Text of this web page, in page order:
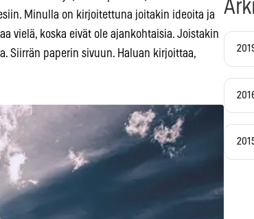
Minulla on kirjoitettuna joitakin ideoita ja
vielä, koska eivät ole ajankohtaisia. Joistakin
Siirrän paperin sivuun. Haluan kirjoittaa,